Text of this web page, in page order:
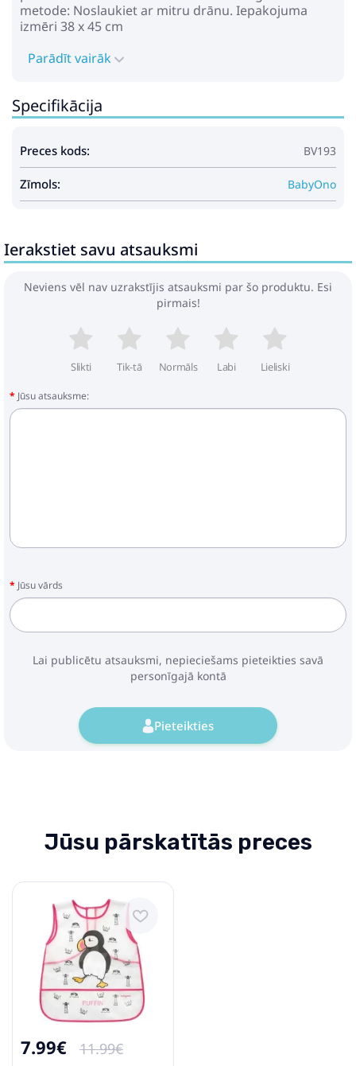
metode: Noslaukiet ar mitru drānu. Iepakojuma
izmēri 38 x 45 cm
Parādīt vairāk
Specifikācija
Preces kods: BV193
Zīmols: BabyOno
Ierakstiet savu atsauksmi
Neviens vēl nav uzrakstījis atsauksmi par šo produktu. Esi
pirmais!
Slikti Tik-tā Normāls Labi Lieliski
Jūsu atsauksme:
Jūsu vārds
Lai publicētu atsauksmi, nepieciešams pieteikties savā
personīgajā kontā
Pieteikties
Jūsu pārskatītās preces
7.99€ 11.99€